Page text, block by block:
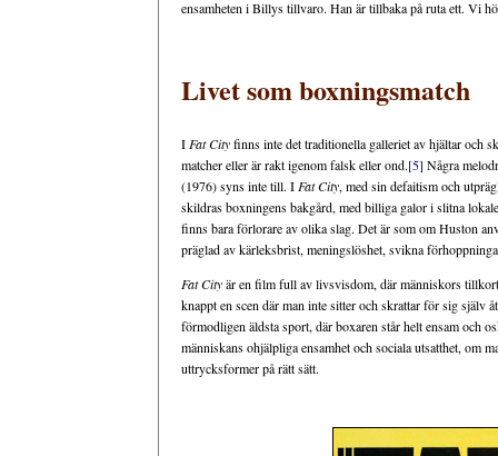
ensamheten i Billys tillvaro. Han är tillbaka på ruta ett. Vi
Livet som boxningsmatch
I Fat Cityfinns inte det traditionella galleriet av hjältar och
matcher eller är rakt igenom falsk eller ond.[5] Några
(1976) syns inte till. I Fat City, med sin defaitism och
skildras boxningens bakgård, med billiga galor i slitna
finns bara förlorare av olika slag. Det är som om Huston
präglad av kärleksbrist, meningslöshet, svikna
Fat Cityär en film full av livsvisdom, där människors
knappt en scen där man inte sitter och skrattar för sig själv
förmodligen äldsta sport, där boxaren står helt ensam och
människans ohjälpliga ensamhet och sociala utsatthet, om
uttrycksformer på rätt sätt.